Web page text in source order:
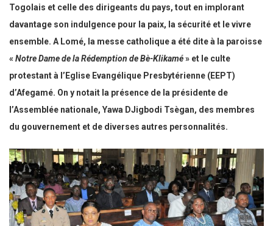
Togolais et celle des dirigeants du pays, tout en implorant
davantage son indulgence pour la paix, la sécurité et le vivre
ensemble. A Lomé, la messe catholique a été dite à la paroisse
«Notre Dame de la Rédemption de Bè-Klikamé» et le culte
protestant à l’Eglise Evangélique Presbytérienne (EEPT)
d’Afegamé. On y notait la présence de la présidente de
l’Assemblée nationale, Yawa DJigbodi Tsègan, des membres
du gouvernement et de diverses autres personnalités.